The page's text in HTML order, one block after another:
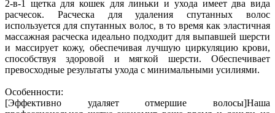
2-в-1 щетка для кошек для линьки и ухода имеет два вида
расчесок. Расческа для удаления спутанных волос
используется для спутанных волос, в то время как эластичная
массажная расческа идеально подходит для выпавшей шерсти
и массирует кожу, обеспечивая лучшую циркуляцию крови,
способствуя здоровой и мягкой шерсти. Обеспечивает
превосходные результаты ухода с минимальными усилиями.
Особенности:
[Эффективно удаляет отмершие волосы]Наша